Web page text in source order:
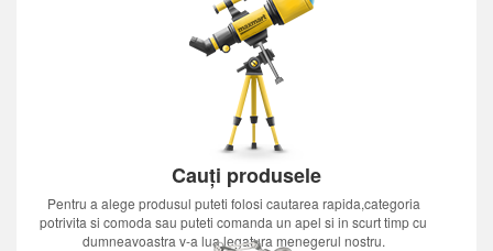
Cauți produsele
Pentru a alege produsul puteti folosi cautarea rapida,categoria
potrivita si comoda sau puteti comanda un apel si in scurt timp cu
dumneavoastra v-a lua legatura menegerul nostru.